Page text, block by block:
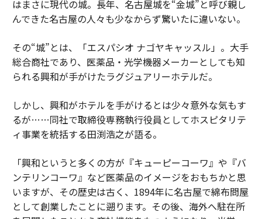
はまさに現代の城。長年、名古屋城を“金城”と呼び親し
んできた名古屋の人々も少なからず驚いたに違いない。
その“城”とは、「エスパシオ ナゴヤキャッスル」。大手
総合商社であり、医薬品・光学機器メーカーとしても知
られる興和が手がけたラグジュアリーホテルだ。
しかし、興和がホテルを手がけるとは少々意外な気もす
るが……同社で取締役専務執行役員としてホスピタリテ
ィ事業を統括する田渕浩之が語る。
「興和というと多くの方が『キューピーコーワ』や『バ
ンテリンコーワ』など医薬品のイメージをおもちかと思
いますが、その歴史は古く、1894年に名古屋で綿布問屋
として創業したことに遡ります。その後、海外へ駐在所